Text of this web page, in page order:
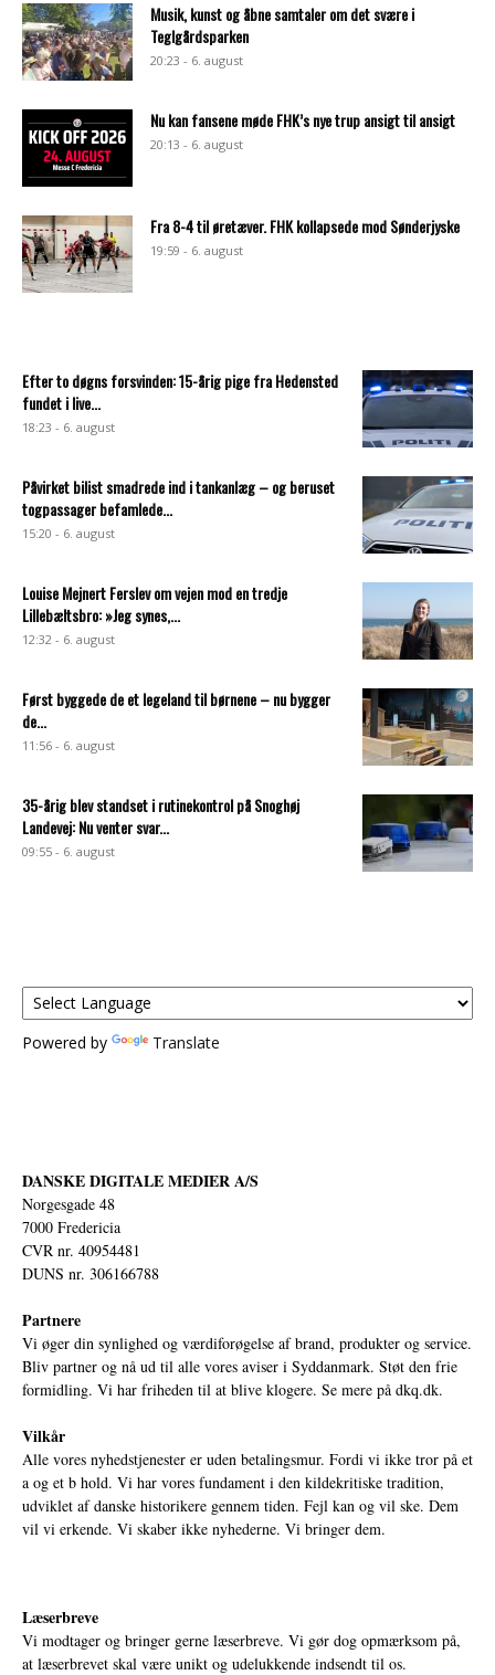
Musik, kunst og åbne samtaler om det svære i
Teglgårdsparken
20:23 - 6. august
Nu kan fansene møde FHK’s nye trup ansigt til ansigt
20:13 - 6. august
Fra 8-4 til øretæver. FHK kollapsede mod Sønderjyske
19:59 - 6. august
Efter to døgns forsvinden: 15-årig pige fra Hedensted
fundet i live...
18:23 - 6. august
Påvirket bilist smadrede ind i tankanlæg – og beruset
togpassager befamlede...
15:20 - 6. august
Louise Mejnert Ferslev om vejen mod en tredje
Lillebæltsbro: »Jeg synes,...
12:32 - 6. august
Først byggede de et legeland til børnene – nu bygger
de...
11:56 - 6. august
35-årig blev standset i rutinekontrol på Snoghøj
Landevej: Nu venter svar...
09:55 - 6. august
Powered by Translate
DANSKE DIGITALE MEDIER A/S
Norgesgade 48
7000 Fredericia
CVR nr. 40954481
DUNS nr. 306166788
Partnere
Vi øger din synlighed og værdiforøgelse af brand, produkter og service.
Bliv partner og nå ud til alle vores aviser i Syddanmark. Støt den frie
formidling. Vi har friheden til at blive klogere. Se mere på dkq.dk.
Vilkår
Alle vores nyhedstjenester er uden betalingsmur. Fordi vi ikke tror på et
a og et b hold. Vi har vores fundament i den kildekritiske tradition,
udviklet af danske historikere gennem tiden. Fejl kan og vil ske. Dem
vil vi erkende. Vi skaber ikke nyhederne. Vi bringer dem.
Læserbreve
Vi modtager og bringer gerne læserbreve. Vi gør dog opmærksom på,
at læserbrevet skal være unikt og udelukkende indsendt til os.